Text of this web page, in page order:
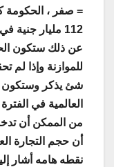
= صفر ، الحكومة
عن ذلك ستكون
للموازنة وإذا
شئ يذكر وستكون
العالمية في
من الممكن أن
أن حجم التجارة
نقطه هامه أشار